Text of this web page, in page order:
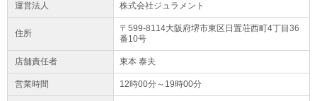
運営法人 株式会社ジュラメント
住所 〒599-8114大阪府堺市東区 日置荘西町4丁目36
番10号
店舗責任者 東本 泰夫
営業時間 12時00分～19時00分